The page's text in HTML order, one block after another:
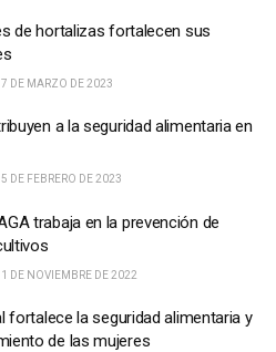
de hortalizas fortalecen sus
DE MARZO DE 2023
a la seguridad alimentaria en
DE FEBRERO DE 2023
trabaja en la prevención de
DE NOVIEMBRE DE 2022
fortalece la seguridad alimentaria y
de las mujeres